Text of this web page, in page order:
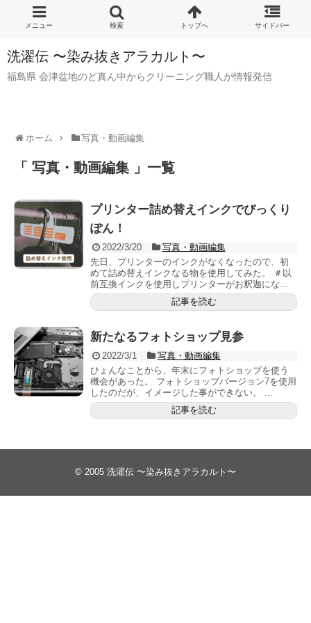
洗濯伝 〜染み抜きアラカルト〜
福島県 会津盆地のど真ん中からクリーニング職人が情報発信
ホーム 写真・動画編集
「 写真・動画編集 」一覧
プリンター詰め替えインクでびっくり
ぽん！
2022/3/20
写真・動画編集
先日、プリンターのインクがなくなったので、初
めて詰め替えインクなる物を使用してみた。 ＃以
前互換インクを使用しプリンターがお釈迦にな...
記事を読む
新たなるフォトショップ見参
2022/3/1
写真・動画編集
ひょんなことから、年末にフォトショップを使う
機会があった。 フォトショップバージョン7を使用
したのだが、イメージした事ができない。 ...
記事を読む
© 2005 洗濯伝 〜染み抜きアラカルト〜